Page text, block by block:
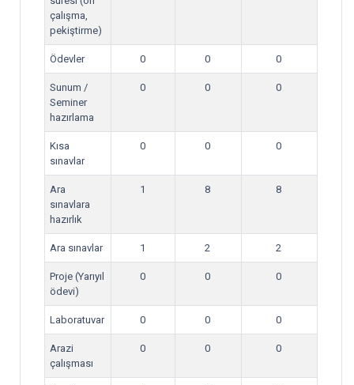
çalışma,
pekiştirme)
Ödevler 0 0 0
Sunum /
Seminer
hazırlama
0 0 0
Kısa
sınavlar
0 0 0
Ara
sınavlara
hazırlık
1 8 8
Ara sınavlar 1 2 2
Proje (Yarıyıl
ödevi)
0 0 0
Laboratuvar 0 0 0
Arazi
çalışması
0 0 0